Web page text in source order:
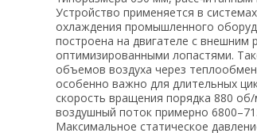
Устройство применяется в
охлаждения промышленного
построена на двигателе с внешним
оптимизированными лопастями.
объемов воздуха через
особенно важно для длительных
скорость вращения порядка 880
воздушный поток примерно
Максимальное статическое